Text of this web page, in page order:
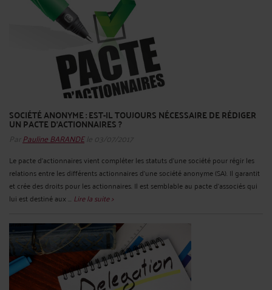
SOCIÉTÉ ANONYME : EST-IL TOUJOURS NÉCESSAIRE DE RÉDIGER
UN PACTE D’ACTIONNAIRES ?
Par Pauline BARANDEle 03/07/2017
Le pacte d’actionnaires vient compléter les statuts d’une société pour régir les
relations entre les différents actionnaires d’une société anonyme (SA). Il garantit
et crée des droits pour les actionnaires. Il est semblable au pacte d’associés qui
lui est destiné aux ... Lire la suite >